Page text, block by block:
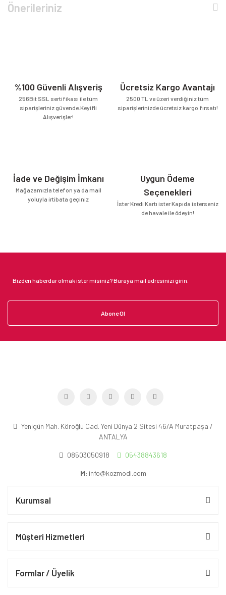
Önerileriniz
%100 Güvenli Alışveriş
256Bit SSL sertifikası ile tüm
siparişleriniz güvende.Keyifli
Alışverişler!
Ücretsiz Kargo Avantajı
2500 TL ve üzeri verdiğiniz tüm
siparişlerinizde ücretsiz kargo fırsatı!
İade ve Değişim İmkanı
Mağazamızla telefon ya da mail
yoluyla irtibata geçiniz
Uygun Ödeme
Seçenekleri
İster Kredi Kartı ister Kapıda isterseniz
de havale ile ödeyin!
Abone Ol
Yenigün Mah. Köroğlu Cad. Yeni Dünya 2 Sitesi 46/A Muratpaşa /
ANTALYA
08503050918 05438843618
M: info@kozmodi.com
Kurumsal
Müşteri Hizmetleri
Formlar / Üyelik